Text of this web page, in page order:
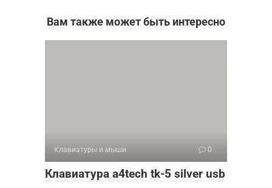
Вам также может быть интересно
Клавиатуры и мыши 0
Клавиатура a4tech tk-5 silver usb